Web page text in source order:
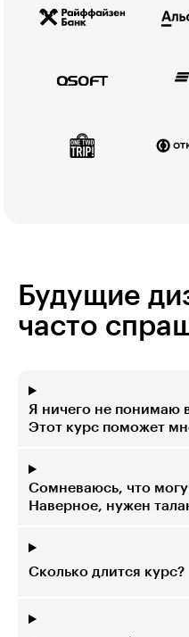
Будущие
часто
Я ничего не понимаю
Этот курс поможет
Сомневаюсь, что
Наверное, нужен
Сколько длится курс?